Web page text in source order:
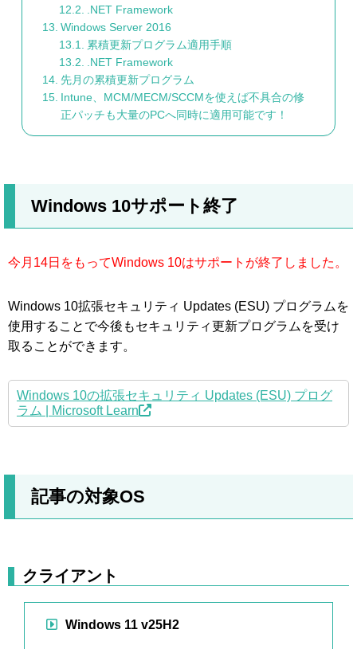
.NET Framework
Windows Server 2016
累積更新プログラム適用手順
.NET Framework
先月の累積更新プログラム
Intune、MCM/MECM/SCCMを使えば不具合の修
正パッチも大量のPCへ同時に適用可能です！
Windows 10サポート終了
今月14日をもってWindows 10はサポートが終了しました。
Windows 10拡張セキュリティ Updates (ESU) プログラムを
使用することで今後もセキュリティ更新プログラムを受け
取ることができます。
Windows 10の拡張セキュリティ Updates (ESU) プログ
ラム | Microsoft Learn
記事の対象OS
クライアント
Windows 11 v25H2